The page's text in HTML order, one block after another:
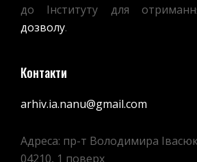
до Інституту для
дозволу.
Контакти
arhiv.ia.nanu@gmail.com
Адреса: пр-т Володимира
04210, 1 поверх